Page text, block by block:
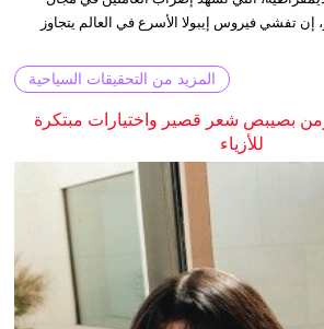
تفشي فيروس إيبولا الأسرع في العالم يتجاوز
المزيد من التحقيقات السياحية
بصيبص شعر قصير واختيارات مبتكرة
للأزياء